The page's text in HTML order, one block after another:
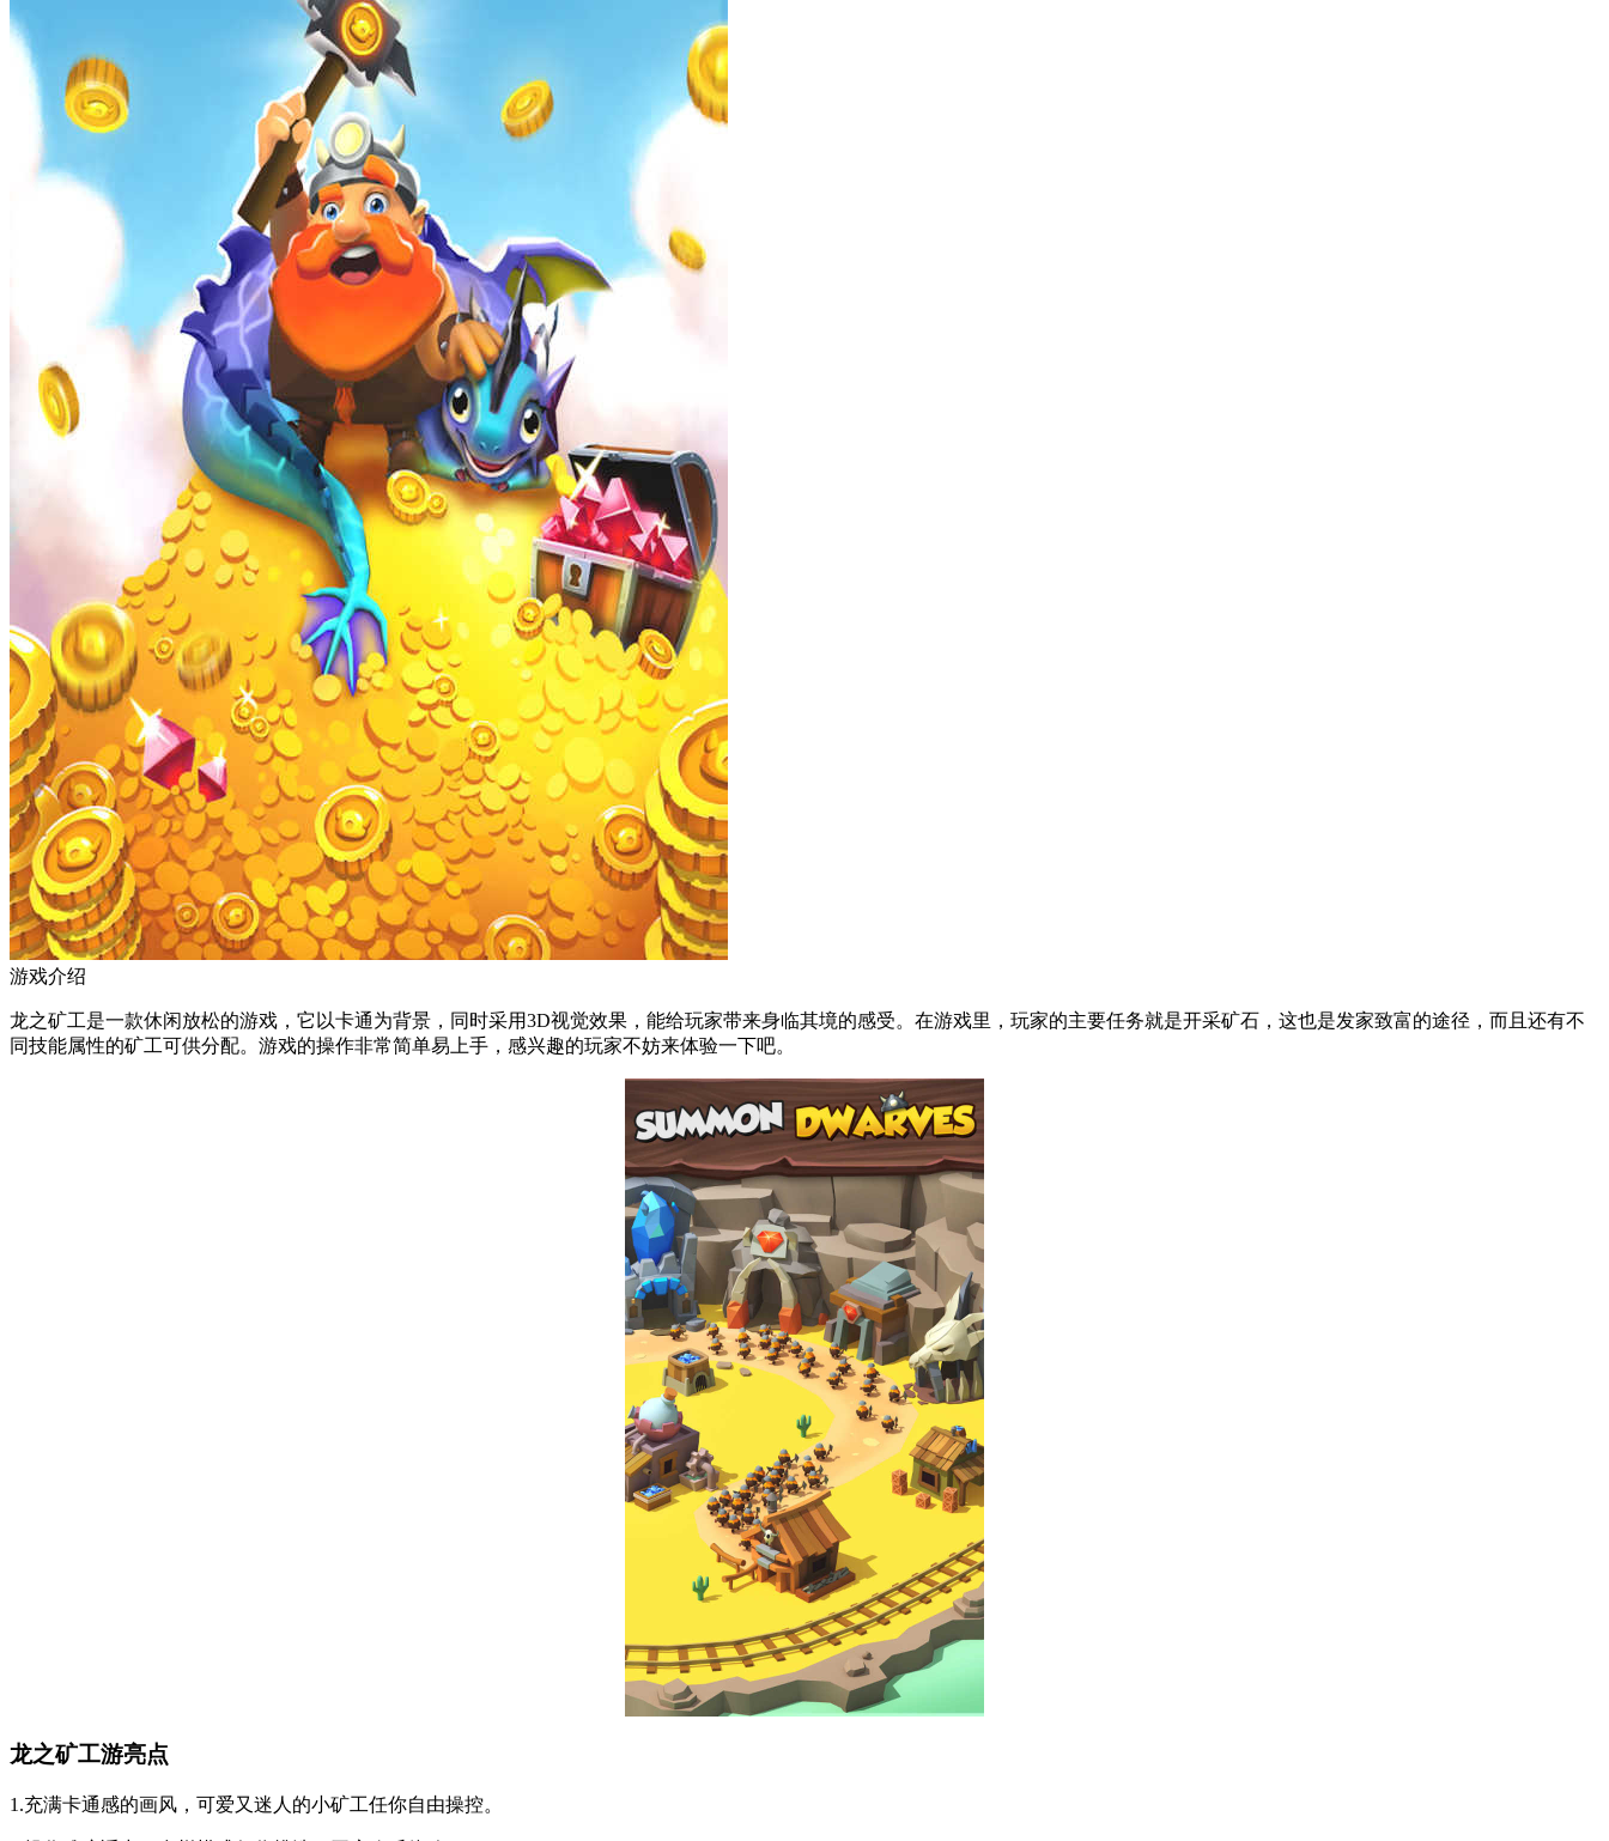
游戏介绍
龙之矿工是一款休闲放松的游戏，它以卡通为背景，同时采用3D视觉效果，能给玩家带来身临其境的感受。在游戏里，玩家的主要任务就是开采矿石，这也是发家致富的途径，而且还有不
同技能属性的矿工可供分配。游戏的操作非常简单易上手，感兴趣的玩家不妨来体验一下吧。
龙之矿工游亮点
1.充满卡通感的画风，可爱又迷人的小矿工任你自由操控。